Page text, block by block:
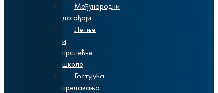
Међународни
догађаји
Летње
и
пролећне
школе
Гостујућа
предавања